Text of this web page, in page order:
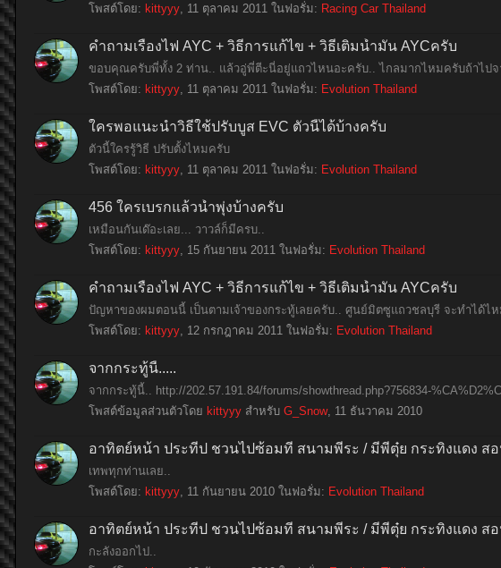
โพสต์โดย: kittyyy, 11 ตุลาคม 2011 ในฟอรั่ม: Racing Car Thailand
คำถามเรื่องไฟ AYC + วิธีการแก้ไข + วิธีเติมน้ำมัน AYCครับ
ขอบคุณครับพี่ทั้ง 2 ท่าน.. แล้วอู่พี่ตีะนี่อยู่แถวไหนอะครับ.. ไกลมากไหมครับถ้าไป
โพสต์โดย: kittyyy, 11 ตุลาคม 2011 ในฟอรั่ม: Evolution Thailand
ใครพอแนะนำวิธีใช้ปรับบูส EVC ตัวนี้ได้บ้างครับ
ตัวนี้ใครรู้วิธี ปรับตั้งไหมครับ
โพสต์โดย: kittyyy, 11 ตุลาคม 2011 ในฟอรั่ม: Evolution Thailand
456 ใครเบรกแล้วน้ำพุ่งบ้างครับ
เหมือนกันเด๊อะเลย... วาวล์ก็มีครบ..
โพสต์โดย: kittyyy, 15 กันยายน 2011 ในฟอรั่ม: Evolution Thailand
คำถามเรื่องไฟ AYC + วิธีการแก้ไข + วิธีเติมน้ำมัน AYCครับ
ปัญหาของผมตอนนี้ เป็นตามเจ้าของกระทู้เลยครับ.. ศูนย์มิตซูแถวชลบุรี จะทำได้ไ
โพสต์โดย: kittyyy, 12 กรกฎาคม 2011 ในฟอรั่ม: Evolution Thailand
จากกระทู้นี้.....
จากกระทู้นี้.. http://202.57.191.84/forums/showthread.php?756834-
โพสต์ข้อมูลส่วนตัวโดย kittyyy สำหรับ G_Snow, 11 ธันวาคม 2010
อาทิตย์หน้า ประทีป ชวนไปซ้อมที่ สนามพีระ / มีพี่ตุ๋ย กระทิงแดง ส
เทพทุกท่านเลย..
โพสต์โดย: kittyyy, 11 กันยายน 2010 ในฟอรั่ม: Evolution Thailand
อาทิตย์หน้า ประทีป ชวนไปซ้อมที่ สนามพีระ / มีพี่ตุ๋ย กระทิงแดง ส
กะลังออกไป..